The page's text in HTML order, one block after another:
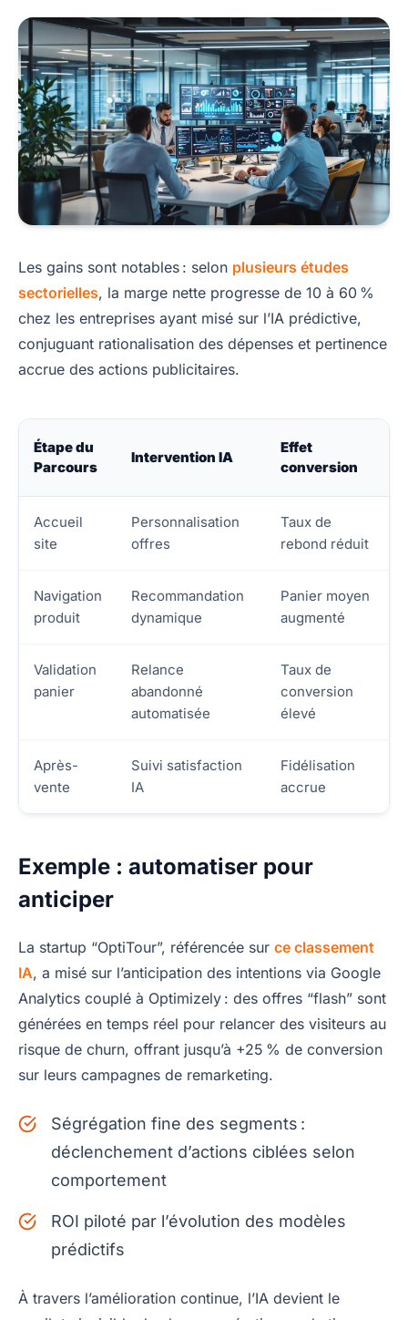
Les gains sont notables : selon plusieurs études
sectorielles, la marge nette progresse de 10 à 60 %
chez les entreprises ayant misé sur l’IA prédictive,
conjuguant rationalisation des dépenses et pertinence
accrue des actions publicitaires.
Étape du
Parcours
Intervention IA
Effet
conversion
Accueil
site
Personnalisation
offres
Taux de
rebond réduit
Navigation
produit
Recommandation
dynamique
Panier moyen
augmenté
Validation
panier
Relance
abandonné
automatisée
Taux de
conversion
élevé
Après-
vente
Suivi satisfaction
IA
Fidélisation
accrue
Exemple : automatiser pour
anticiper
La startup “OptiTour”, référencée sur ce classement
IA, a misé sur l’anticipation des intentions via Google
Analytics couplé à Optimizely : des offres “flash” sont
générées en temps réel pour relancer des visiteurs au
risque de churn, offrant jusqu’à +25 % de conversion
sur leurs campagnes de remarketing.
Ségrégation fine des segments :
déclenchement d’actions ciblées selon
comportement
ROI piloté par l’évolution des modèles
prédictifs
À travers l’amélioration continue, l’IA devient le